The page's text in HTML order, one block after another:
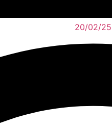
20/02/25